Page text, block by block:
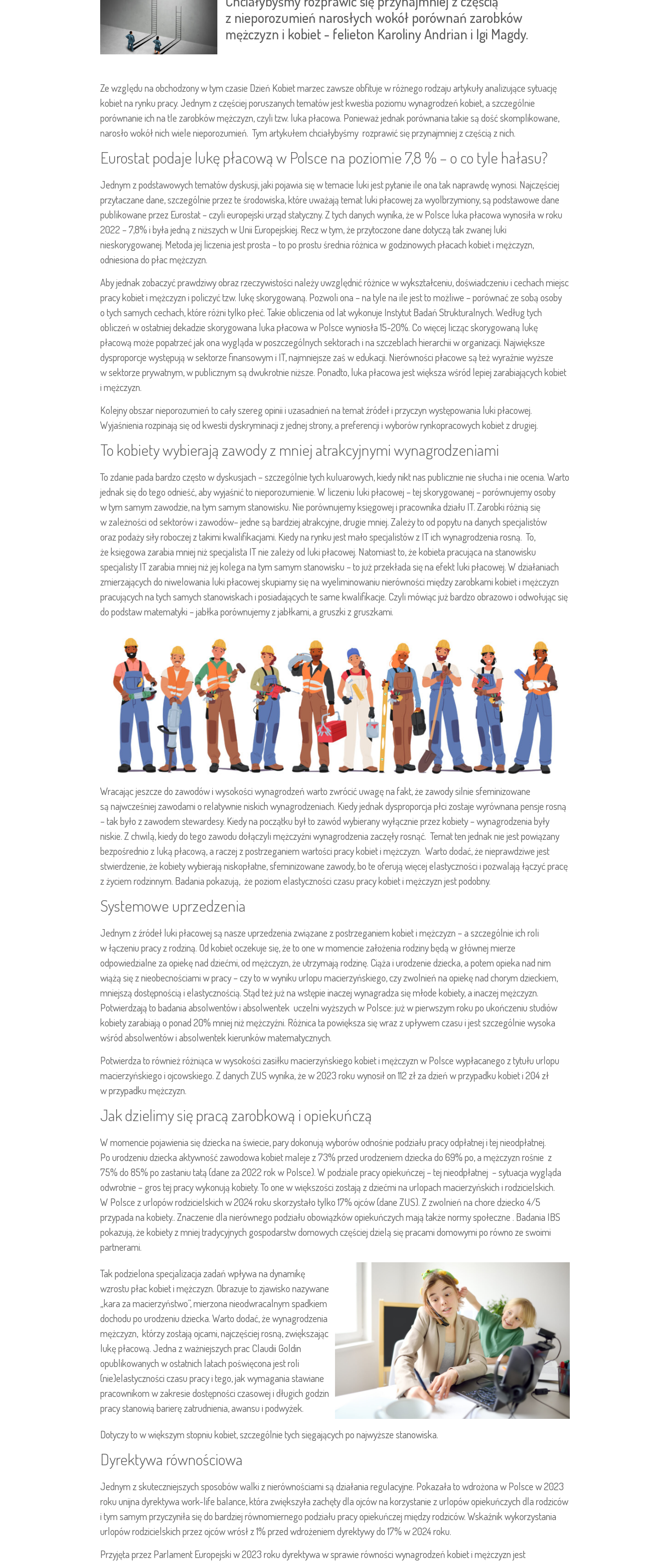
z nieporozumień narosłych wokół porównań zarobków
mężczyzn i kobiet - felieton Karoliny Andrian i Igi Magdy.
Ze względu na obchodzony w tym czasie Dzień Kobiet marzec zawsze obfituje w różnego rodzaju artykuły analizujące sytuację
kobiet na rynku pracy. Jednym z częściej poruszanych tematów jest kwestia poziomu wynagrodzeń kobiet, a szczególnie
porównanie ich na tle zarobków mężczyzn, czyli tzw. luka płacowa. Ponieważ jednak porównania takie są dość skomplikowane,
narosło wokół nich wiele nieporozumień. Tym artykułem chciałybyśmy rozprawić się przynajmniej z częścią z nich.
Eurostat podaje lukę płacową w Polsce na poziomie 7,8 % – o co tyle hałasu?
Jednym z podstawowych tematów dyskusji, jaki pojawia się w temacie luki jest pytanie ile ona tak naprawdę wynosi. Najczęściej
przytaczane dane, szczególnie przez te środowiska, które uważają temat luki płacowej za wyolbrzymiony, są podstawowe dane
publikowane przez Eurostat – czyli europejski urząd statyczny. Z tych danych wynika, że w Polsce luka płacowa wynosiła w roku
2022 – 7,8% i była jedną z niższych w Unii Europejskiej. Recz w tym, że przytoczone dane dotyczą tak zwanej luki
nieskorygowanej. Metoda jej liczenia jest prosta – to po prostu średnia różnica w godzinowych płacach kobiet i mężczyzn,
odniesiona do płac mężczyzn.
Aby jednak zobaczyć prawdziwy obraz rzeczywistości należy uwzględnić różnice w wykształceniu, doświadczeniu i cechach miejsc
pracy kobiet i mężczyzn i policzyć tzw. lukę skorygowaną. Pozwoli ona – na tyle na ile jest to możliwe – porównać ze sobą osoby
o tych samych cechach, które różni tylko płeć. Takie obliczenia od lat wykonuje Instytut Badań Strukturalnych. Według tych
obliczeń w ostatniej dekadzie skorygowana luka płacowa w Polsce wyniosła 15-20%. Co więcej licząc skorygowaną lukę
płacową może popatrzeć jak ona wygląda w poszczególnych sektorach i na szczeblach hierarchii w organizacji. Największe
dysproporcje występują w sektorze finansowym i IT, najmniejsze zaś w edukacji. Nierówności płacowe są też wyraźnie wyższe
w sektorze prywatnym, w publicznym są dwukrotnie niższe. Ponadto, luka płacowa jest większa wśród lepiej zarabiających kobiet
i mężczyzn.
Kolejny obszar nieporozumień to cały szereg opinii i uzasadnień na temat źródeł i przyczyn występowania luki płacowej.
Wyjaśnienia rozpinają się od kwestii dyskryminacji z jednej strony, a preferencji i wyborów rynkopracowych kobiet z drugiej.
To kobiety wybierają zawody z mniej atrakcyjnymi wynagrodzeniami
To zdanie pada bardzo często w dyskusjach – szczególnie tych kuluarowych, kiedy nikt nas publicznie nie słucha i nie ocenia. Warto
jednak się do tego odnieść, aby wyjaśnić to nieporozumienie. W liczeniu luki płacowej – tej skorygowanej – porównujemy osoby
w tym samym zawodzie, na tym samym stanowisku. Nie porównujemy księgowej i pracownika działu IT. Zarobki różnią się
w zależności od sektorów i zawodów– jedne są bardziej atrakcyjne, drugie mniej. Zależy to od popytu na danych specjalistów
oraz podaży siły roboczej z takimi kwalifikacjami. Kiedy na rynku jest mało specjalistów z IT ich wynagrodzenia rosną. To,
że księgowa zarabia mniej niż specjalista IT nie zależy od luki płacowej. Natomiast to, że kobieta pracująca na stanowisku
specjalisty IT zarabia mniej niż jej kolega na tym samym stanowisku – to już przekłada się na efekt luki płacowej. W działaniach
zmierzających do niwelowania luki płacowej skupiamy się na wyeliminowaniu nierówności między zarobkami kobiet i mężczyzn
pracujących na tych samych stanowiskach i posiadających te same kwalifikacje. Czyli mówiąc już bardzo obrazowo i odwołując się
do podstaw matematyki – jabłka porównujemy z jabłkami, a gruszki z gruszkami.
Wracając jeszcze do zawodów i wysokości wynagrodzeń warto zwrócić uwagę na fakt, że zawody silnie sfeminizowane
są najwcześniej zawodami o relatywnie niskich wynagrodzeniach. Kiedy jednak dysproporcja płci zostaje wyrównana pensje rosną
– tak było z zawodem stewardesy. Kiedy na początku był to zawód wybierany wyłącznie przez kobiety – wynagrodzenia były
niskie. Z chwilą, kiedy do tego zawodu dołączyli mężczyźni wynagrodzenia zaczęły rosnąć. Temat ten jednak nie jest powiązany
bezpośrednio z luką płacową, a raczej z postrzeganiem wartości pracy kobiet i mężczyzn. Warto dodać, że nieprawdziwe jest
stwierdzenie, że kobiety wybierają niskopłatne, sfeminizowane zawody, bo te oferują więcej elastyczności i pozwalają łączyć pracę
z życiem rodzinnym. Badania pokazują, że poziom elastyczności czasu pracy kobiet i mężczyzn jest podobny.
Systemowe uprzedzenia
Jednym z źródeł luki płacowej są nasze uprzedzenia związane z postrzeganiem kobiet i mężczyzn – a szczególnie ich roli
w łączeniu pracy z rodziną. Od kobiet oczekuje się, że to one w momencie założenia rodziny będą w głównej mierze
odpowiedzialne za opiekę nad dziećmi, od mężczyzn, że utrzymają rodzinę. Ciąża i urodzenie dziecka, a potem opieka nad nim
wiążą się z nieobecnościami w pracy – czy to w wyniku urlopu macierzyńskiego, czy zwolnień na opiekę nad chorym dzieckiem,
mniejszą dostępnością i elastycznością. Stąd też już na wstępie inaczej wynagradza się młode kobiety, a inaczej mężczyzn.
Potwierdzają to badania absolwentów i absolwentek uczelni wyższych w Polsce: już w pierwszym roku po ukończeniu studiów
kobiety zarabiają o ponad 20% mniej niż mężczyźni. Różnica ta powiększa się wraz z upływem czasu i jest szczególnie wysoka
wśród absolwentów i absolwentek kierunków matematycznych.
Potwierdza to również różniąca w wysokości zasiłku macierzyńskiego kobiet i mężczyzn w Polsce wypłacanego z tytułu urlopu
macierzyńskiego i ojcowskiego. Z danych ZUS wynika, że w 2023 roku wynosił on 112 zł za dzień w przypadku kobiet i 204 zł
w przypadku mężczyzn.
Jak dzielimy się pracą zarobkową i opiekuńczą
W momencie pojawienia się dziecka na świecie, pary dokonują wyborów odnośnie podziału pracy odpłatnej i tej nieodpłatnej.
Po urodzeniu dziecka aktywność zawodowa kobiet maleje z 73% przed urodzeniem dziecka do 69% po, a mężczyzn rośnie z
75% do 85% po zastaniu tatą (dane za 2022 rok w Polsce). W podziale pracy opiekuńczej – tej nieodpłatnej – sytuacja wygląda
odwrotnie – gros tej pracy wykonują kobiety. To one w większości zostają z dziećmi na urlopach macierzyńskich i rodzicielskich.
W Polsce z urlopów rodzicielskich w 2024 roku skorzystało tylko 17% ojców (dane ZUS). Z zwolnień na chore dziecko 4/5
przypada na kobiety.. Znaczenie dla nierównego podziału obowiązków opiekuńczych mają także normy społeczne . Badania IBS
pokazują, że kobiety z mniej tradycyjnych gospodarstw domowych częściej dzielą się pracami domowymi po równo ze swoimi
partnerami.
Tak podzielona specjalizacja zadań wpływa na dynamikę
wzrostu płac kobiet i mężczyzn. Obrazuje to zjawisko nazywane
„kara za macierzyństwo”, mierzona nieodwracalnym spadkiem
dochodu po urodzeniu dziecka. Warto dodać, że wynagrodzenia
mężczyzn, którzy zostają ojcami, najczęściej rosną, zwiększając
lukę płacową. Jedna z ważniejszych prac Claudii Goldin
opublikowanych w ostatnich latach poświęcona jest roli
(nie)elastyczności czasu pracy i tego, jak wymagania stawiane
pracownikom w zakresie dostępności czasowej i długich godzin
pracy stanowią barierę zatrudnienia, awansu i podwyżek.
Dotyczy to w większym stopniu kobiet, szczególnie tych sięgających po najwyższe stanowiska.
Dyrektywa równościowa
Jednym z skuteczniejszych sposobów walki z nierównościami są działania regulacyjne. Pokazała to wdrożona w Polsce w 2023
roku unijna dyrektywa work-life balance, która zwiększyła zachęty dla ojców na korzystanie z urlopów opiekuńczych dla rodziców
i tym samym przyczyniła się do bardziej równomiernego podziału pracy opiekuńczej między rodziców. Wskaźnik wykorzystania
urlopów rodzicielskich przez ojców wrósł z 1% przed wdrożeniem dyrektywy do 17% w 2024 roku.
Przyjęta przez Parlament Europejski w 2023 roku dyrektywa w sprawie równości wynagrodzeń kobiet i mężczyzn jest